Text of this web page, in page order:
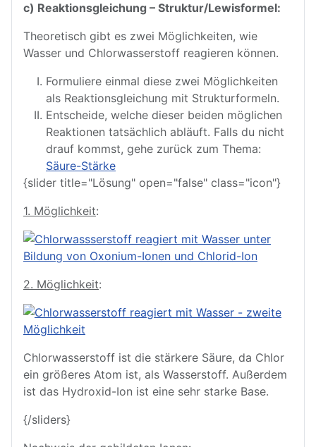
c) Reaktionsgleichung – Struktur/Lewisformel:
Theoretisch gibt es zwei Möglichkeiten, wie
Wasser und Chlorwasserstoff reagieren können.
Formuliere einmal diese zwei Möglichkeiten
als Reaktionsgleichung mit Strukturformeln.
Entscheide, welche dieser beiden möglichen
Reaktionen tatsächlich abläuft. Falls du nicht
drauf kommst, gehe zurück zum Thema:
Säure-Stärke
{slider title="Lösung" open="false" class="icon"}
1. Möglichkeit:
2. Möglichkeit:
Chlorwasserstoff ist die stärkere Säure, da Chlor
ein größeres Atom ist, als Wasserstoff. Außerdem
ist das Hydroxid-Ion ist eine sehr starke Base.
{/sliders}